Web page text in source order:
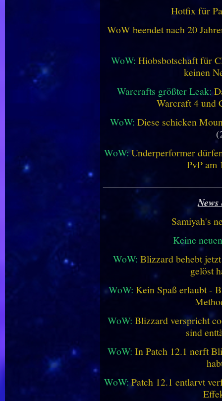
Hotfix für
WoW beendet nach 20
WoW: Hiobsbotschaft für
keinen
Warcrafts größter Leak:
Warcraft 4 und
WoW: Diese schicken
WoW: Underperformer
PvP am
Samiyah's
Keine
WoW: Blizzard behebt
gelöst
WoW: Kein Spaß erlaubt -
WoW: Blizzard verspricht
sind
WoW: In Patch 12.1 nerft
WoW:Patch 12.1 entlarvt